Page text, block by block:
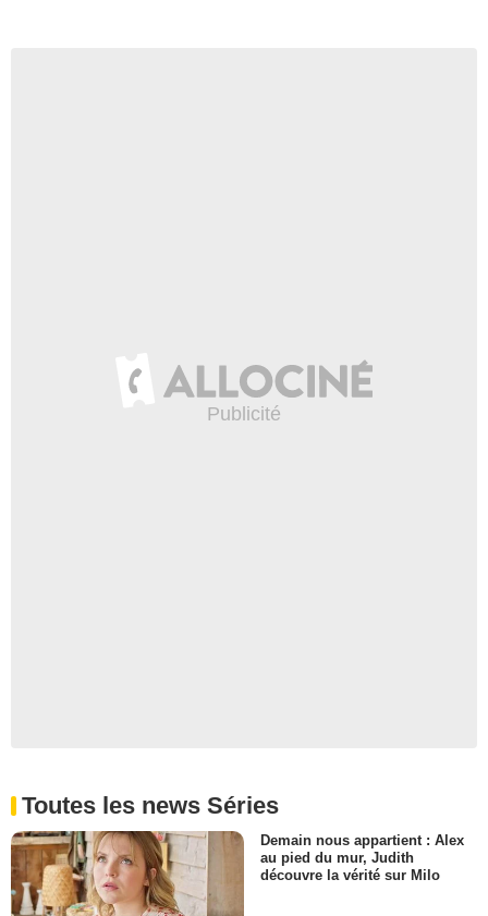
Toutes les news Séries
Demain nous appartient : Alex
au pied du mur, Judith
découvre la vérité sur Milo